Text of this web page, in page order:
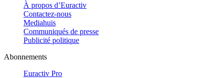
À propos d’Euractiv
Contactez-nous
Mediahuis
Communiqués de presse
Publicité politique
Abonnements
Euractiv Pro